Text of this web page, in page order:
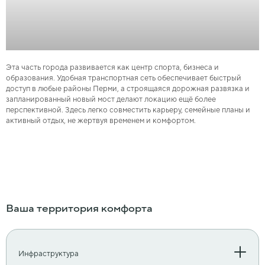
Эта часть города развивается как центр спорта, бизнеса и
образования. Удобная транспортная сеть обеспечивает быстрый
доступ в любые районы Перми, а строящаяся дорожная развязка и
запланированный новый мост делают локацию ещё более
перспективной. Здесь легко совместить карьеру, семейные планы и
активный отдых, не жертвуя временем и комфортом.
Ваша территория комфорта
Инфраструктура